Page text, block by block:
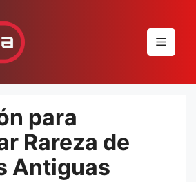
Menu
para
Rareza de
Antiguas